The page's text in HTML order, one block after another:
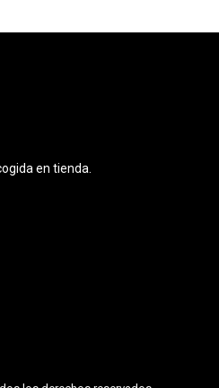
en tienda.